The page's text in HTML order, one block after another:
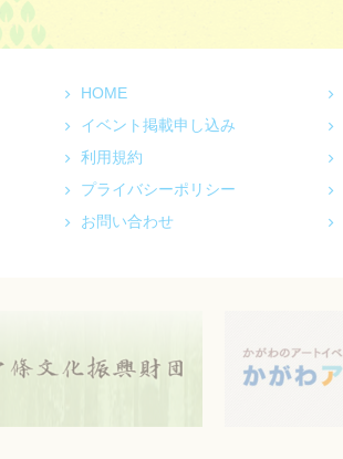
HOME
イベント掲載申し込み
利用規約
プライバシーポリシー
お問い合わせ